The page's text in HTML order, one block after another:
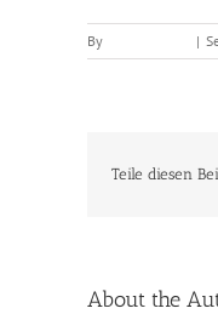
By |
Teile diesen
About the